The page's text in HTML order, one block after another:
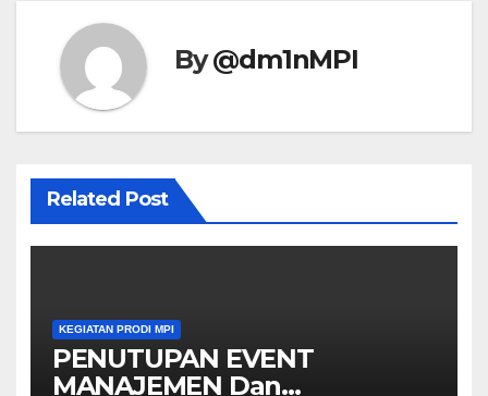
By@dm1nMPI
Related Post
KEGIATAN PRODI MPI
PENUTUPAN EVENT
MANAJEMEN Dan